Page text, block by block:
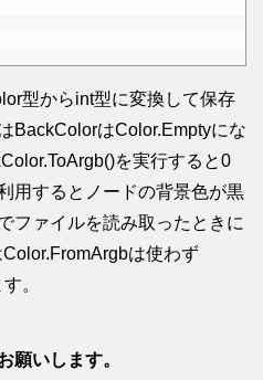
型からint型に変換して保存
BackColorはColor.Emptyにな
を実行すると0
用するとノードの背景色が黒
ファイルを読み取ったときに
は使わず
。
願いします。